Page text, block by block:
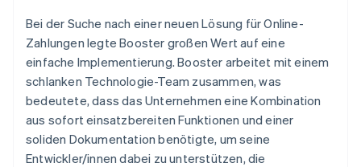
Bei der Suche nach einer neuen Lösung für Online-
Zahlungen legte Booster großen Wert auf eine
einfache Implementierung. Booster arbeitet mit einem
schlanken Technologie-Team zusammen, was
bedeutete, dass das Unternehmen eine Kombination
aus sofort einsatzbereiten Funktionen und einer
soliden Dokumentation benötigte, um seine
Entwickler/innen dabei zu unterstützen, die